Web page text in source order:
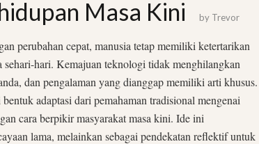
Masa Kini
by Trevor
perubahan cepat, manusia tetap memiliki ketertarikan
hari. Kemajuan teknologi tidak menghilangkan
dan pengalaman yang dianggap memiliki arti khusus.
adaptasi dari pemahaman tradisional mengenai
cara berpikir masyarakat masa kini. Ide ini
lama, melainkan sebagai pendekatan reflektif untuk